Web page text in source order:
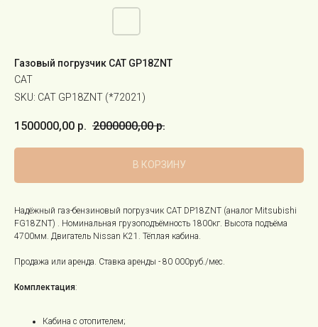
Газовый погрузчик CAT GP18ZNT
CAT
SKU: CAT GP18ZNT (*72021)
1500000,00 р. 2000000,00 р.
В КОРЗИНУ
Надёжный газ-бензиновый погрузчик CAT DP18ZNT (аналог Mitsubishi
FG18ZNT) . Номинальная грузоподъёмность 1800кг. Высота подъёма
4700мм. Двигатель Nissan K21. Тёплая кабина.
Продажа или аренда. Ставка аренды - 80 000руб./мес.
Комплектация:
Кабина с отопителем;